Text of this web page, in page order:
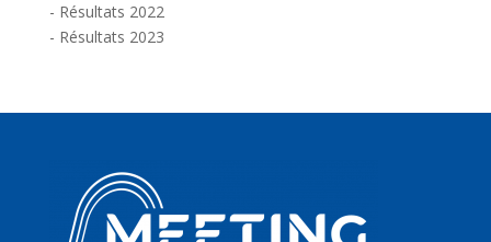
- Résultats 2022
- Résultats 2023